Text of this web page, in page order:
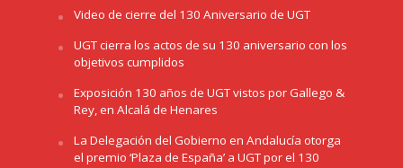
Video de cierre del 130 Aniversario de UGT
UGT cierra los actos de su 130 aniversario con los
objetivos cumplidos
Exposición 130 años de UGT vistos por Gallego &
Rey, en Alcalá de Henares
La Delegación del Gobierno en Andalucía otorga
el premio ‘Plaza de España’ a UGT por el 130